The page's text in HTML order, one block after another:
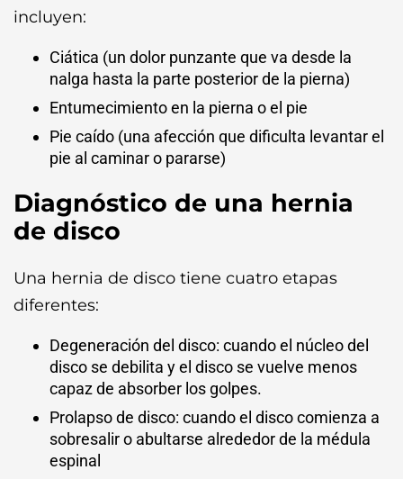
incluyen:
Ciática (un dolor punzante que va desde la
nalga hasta la parte posterior de la pierna)
Entumecimiento en la pierna o el pie
Pie caído (una afección que dificulta levantar el
pie al caminar o pararse)
Diagnóstico de una hernia
de disco
Una hernia de disco tiene cuatro etapas
diferentes:
Degeneración del disco: cuando el núcleo del
disco se debilita y el disco se vuelve menos
capaz de absorber los golpes.
Prolapso de disco: cuando el disco comienza a
sobresalir o abultarse alrededor de la médula
espinal